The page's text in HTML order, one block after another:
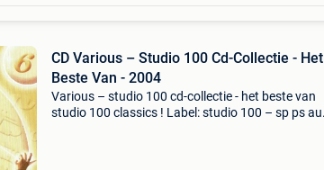
CD Various – Studio 100 Cd-Collectie - Het
Beste Van - 2004
Various – studio 100 cd-collectie - het beste van
studio 100 classics ! Label: studio 100 – sp ps au